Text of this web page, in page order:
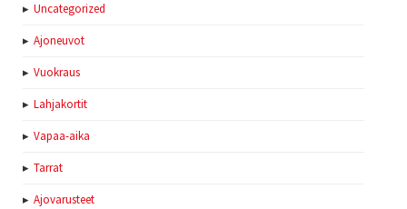
Uncategorized
Ajoneuvot
Vuokraus
Lahjakortit
Vapaa-aika
Tarrat
Ajovarusteet